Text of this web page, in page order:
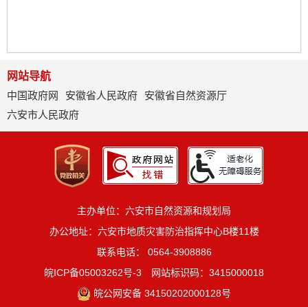
网站导航
中国政府网
安徽省人民政府
安徽省自然资源厅
六安市人民政府
主办单位：六安市自然资源和规划局
办公地址：六安市地质灾害防治指挥中心B楼11楼
联系电话： 0564-3908886
皖ICP备05003262号-3
网站标识码：3415000018
皖公网安备 34150202000128号